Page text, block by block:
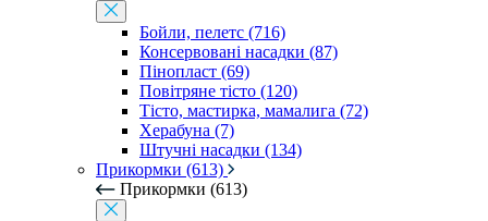
Бойли, пелетс (716)
Консервовані насадки (87)
Пінопласт (69)
Повітряне тісто (120)
Тісто, мастирка, мамалига (72)
Херабуна (7)
Штучні насадки (134)
Прикормки (613)
Прикормки (613)